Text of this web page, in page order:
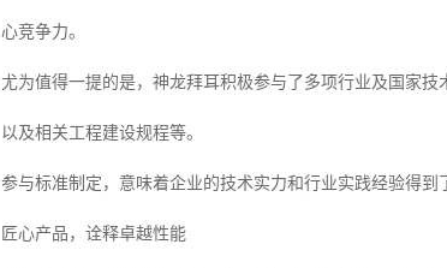
心竞争力。
尤为值得一提的是，神龙拜耳积极参与了多项行业及国家
以及相关工程建设规程等。
参与标准制定，意味着企业的技术实力和行业实践经验得
匠心产品，诠释卓越性能